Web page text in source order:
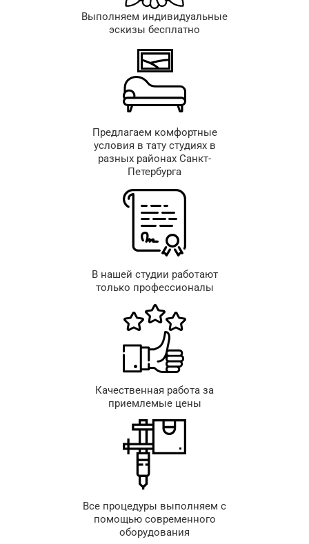
Выполняем индивидуальные
эскизы бесплатно
Предлагаем комфортные
условия в тату студиях в
разных районах Санкт-
Петербурга
В нашей студии работают
только профессионалы
Качественная работа за
приемлемые цены
Все процедуры выполняем с
помощью современного
оборудования